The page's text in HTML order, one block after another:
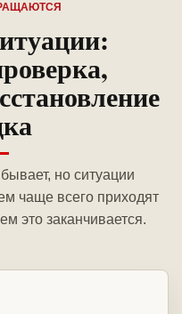
но ситуации
чаще всего приходят
это заканчивается.